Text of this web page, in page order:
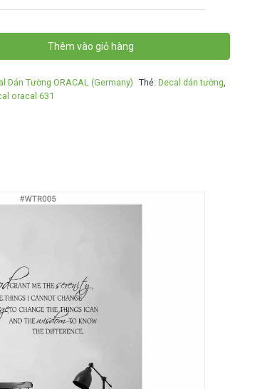
Thêm vào giỏ hàng
Dán Tường ORACAL (Germany) Thẻ: Decal dán tường,
oracal 631